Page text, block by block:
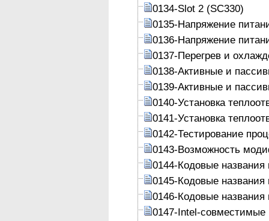
0134-Slot 2 (SC330)
0135-Напряжение
0136-Напряжение
0137-Перегрев и
0138-Активные и
0139-Активные и
0140-Установка
0141-Установка
0142-Тестирование
0143-Возможность
0144-Кодовые названия
0145-Кодовые
0146-Кодовые
0147-Intel-совместимые